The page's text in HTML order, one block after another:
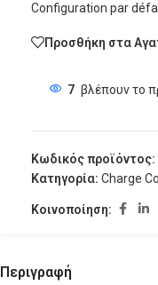
Configuration par
Προσθήκη στα
7 βλέπουν το
Κωδικός προϊόντος:
Κατηγορία: Charge
Κοινοποίηση:
Περιγραφή